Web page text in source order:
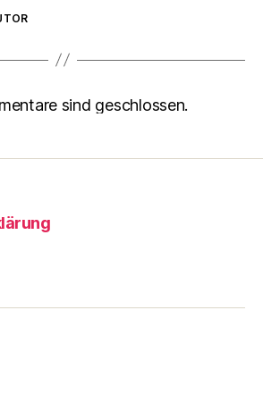
sind geschlossen.